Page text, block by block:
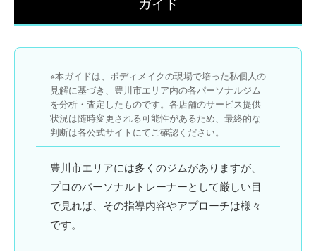
※本ガイドは、ボディメイクの現場で培った私個人の
見解に基づき、豊川市エリア内の各パーソナルジム
を分析・査定したものです。各店舗のサービス提供
状況は随時変更される可能性があるため、最終的な
判断は各公式サイトにてご確認ください。
豊川市エリアには多くのジムがありますが、
プロのパーソナルトレーナーとして厳しい目
で見れば、その指導内容やアプローチは様々
です。